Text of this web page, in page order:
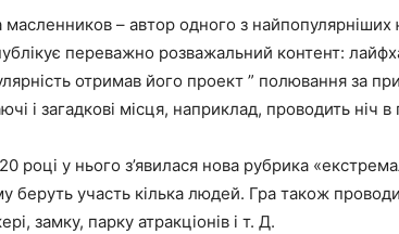
масленников – автор одного з найпопулярніших
переважно розважальний контент:
отримав його проект ” полювання за
і загадкові місця, наприклад, проводить ніч в
році у нього з’явилася нова рубрика
беруть участь кілька людей. Гра також
замку, парку атракціонів і т. Д.